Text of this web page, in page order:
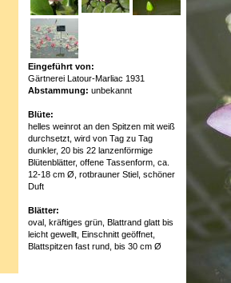
Eingeführt von:
Gärtnerei Latour-Marliac 1931
Abstammung: unbekannt
Blüte:
helles weinrot an den Spitzen mit weiß
durchsetzt, wird von Tag zu Tag
dunkler, 20 bis 22 lanzenförmige
Blütenblätter, offene Tassenform, ca.
12-18 cm Ø, rotbrauner Stiel, schöner
Duft
Blätter:
oval, kräftiges grün, Blattrand glatt bis
leicht gewellt, Einschnitt geöffnet,
Blattspitzen fast rund, bis 30 cm Ø